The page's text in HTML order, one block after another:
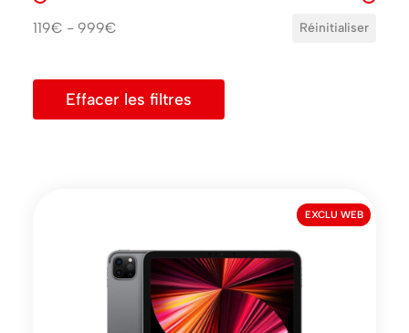
119€ - 999€
Réinitialiser
Effacer les filtres
EXCLU WEB